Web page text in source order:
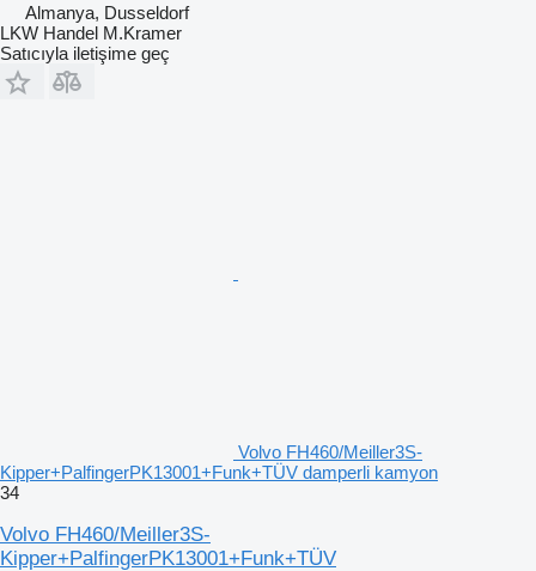
Almanya, Dusseldorf
LKW Handel M.Kramer
Satıcıyla iletişime geç
Volvo FH460/Meiller3S-
Kipper+PalfingerPK13001+Funk+TÜV damperli kamyon
34
Volvo FH460/Meiller3S-
Kipper+PalfingerPK13001+Funk+TÜV